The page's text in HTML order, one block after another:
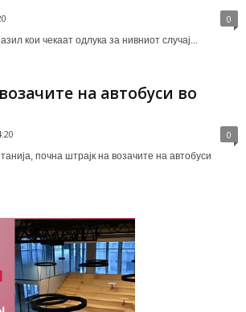
0
кои чекаат одлука за нивниот случај...
на автобуси во
0
почна штрајк на возачите на автобуси